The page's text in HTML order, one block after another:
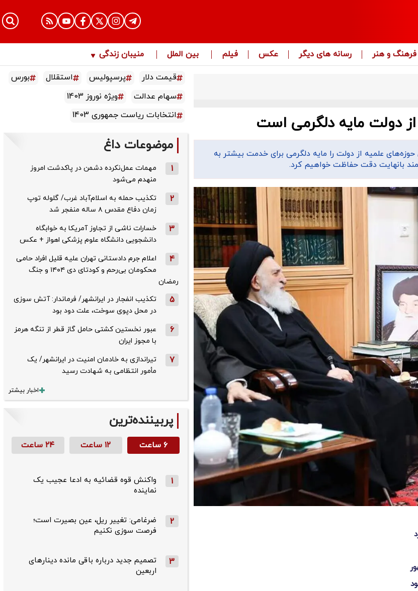
فرهنگ و هنر رسانه های دیگر عکس فیلم بین الملل منیبان زندگی
دولت مایه دلگرمی است
علمیه از دولت را مایه دلگرمی برای خدمت بیشتر به
بانهایت دقت حفاظت خواهیم کرد.
قیمت دلار پرسپولیس استقلال
بورس
سهام عدالت
ویژه نوروز 1403
انتخابات ریاست جمهوری 1403
موضوعات داغ
1
مهمات عمل‌نکرده دشمن در پاکدشت امروز
منهدم می‌شود
2
تکذیب حمله به اسلام‌آباد غرب/ گلوله توپ
زمان دفاع مقدس ۸ ساله منفجر شد
3
خسارات ناشی از تجاوز آمریکا به خوابگاه
دانشجویی دانشگاه علوم پزشکی اهواز + عکس
4
اعلام جرم دادستانی تهران علیه قلیل افراد حامی
محکومان بی‌رحم و کودتای دی‌ ۱۴۰۴ و جنگ
رمضان
5
تکذیب ‌انفجار در ایرانشهر/ فرماندار: آتش سوزی
در محل دپوی سوخت، علت دود بود
6
عبور نخستین کشتی حامل گاز قطر از تنگه هرمز
با مجوز ایران
7
تیراندازی به خادمان امنیت در ایرانشهر/ یک
مأمور انتظامی به شهادت رسید
اخبار بیشتر
پربیننده‌ترین
۶ ساعت ۱۲ ساعت ۲۴ ساعت
1
واکنش قوه قضائیه به ادعا عجیب یک
نماینده
2
ضرغامی: تغییر ریل، عین بصیرت است؛
فرصت سوزی نکنیم
3
تصمیم جدید درباره باقی مانده دینارهای
اربعین